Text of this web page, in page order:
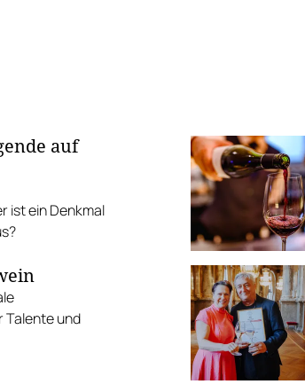
auf
ist ein Denkmal
Talente und